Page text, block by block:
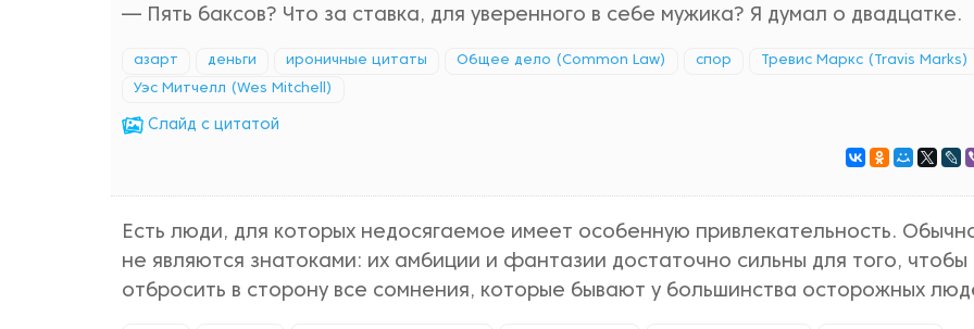
— Пять баксов? Что за ставка, для уверенного в себе мужика? Я думал о двадцатке.
азарт деньги ироничные цитаты Общее дело (Common Law) спор Тревис Маркс (Travis Marks)
Уэс Митчелл (Wes Mitchell)
Cлайд с цитатой
Есть люди, для которых недосягаемое имеет особенную привлекательность.
не являются знатоками: их амбиции и фантазии достаточно сильны для того, чтобы
отбросить в сторону все сомнения, которые бывают у большинства осторожных